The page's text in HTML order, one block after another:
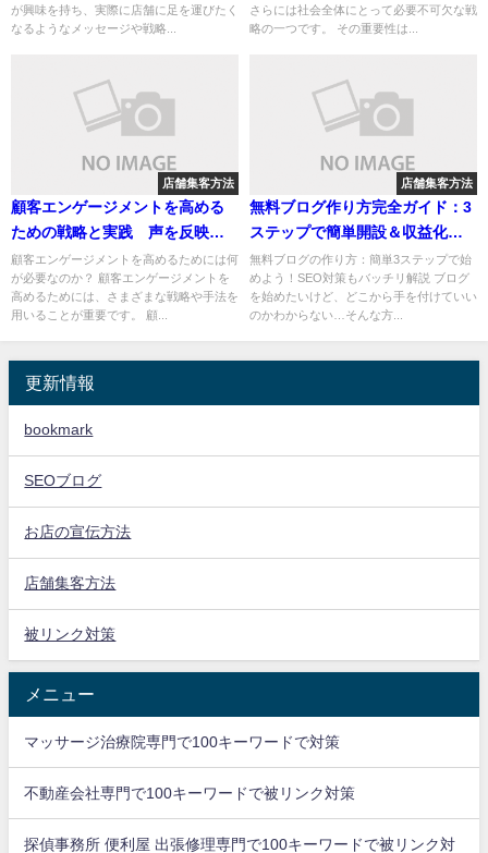
が興味を持ち、実際に店舗に足を運びたく
なるようなメッセージや戦略...
さらには社会全体にとって必要不可欠な戦
略の一つです。 その重要性は...
店舗集客方法
顧客エンゲージメントを高める
ための戦略と実践 声を反映
し、ブランドロイヤルティを築
く方法
顧客エンゲージメントを高めるためには何
が必要なのか？ 顧客エンゲージメントを
高めるためには、さまざまな戦略や手法を
用いることが重要です。 顧...
店舗集客方法
無料ブログ作り方完全ガイド：3
ステップで簡単開設＆収益化戦
略
無料ブログの作り方：簡単3ステップで始
めよう！SEO対策もバッチリ解説 ブログ
を始めたいけど、どこから手を付けていい
のかわからない…そんな方...
更新情報
bookmark
SEOブログ
お店の宣伝方法
店舗集客方法
被リンク対策
メニュー
マッサージ治療院専門で100キーワードで対策
不動産会社専門で100キーワードで被リンク対策
探偵事務所 便利屋 出張修理専門で100キーワードで被リンク対